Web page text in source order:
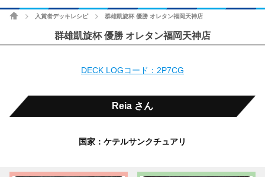
ホーム 入賞者デッキレシピ 群雄凱旋杯 優勝 オレタン福岡天神店
群雄凱旋杯 優勝 オレタン福岡天神店
DECK LOGコード：2P7CG
Reia さん
国家：ケテルサンクチュアリ